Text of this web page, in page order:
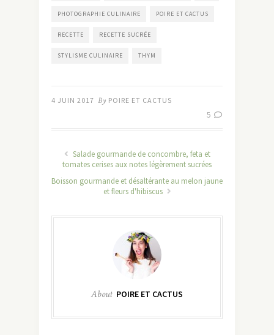
PHOTOGRAPHIE CULINAIRE POIRE ET CACTUS
RECETTE RECETTE SUCRÉE
STYLISME CULINAIRE THYM
4 JUIN 2017 By POIRE ET CACTUS
5
Salade gourmande de concombre, feta et
tomates cerises aux notes légèrement sucrées
Boisson gourmande et désaltérante au melon jaune
et fleurs d'hibiscus
About POIRE ET CACTUS